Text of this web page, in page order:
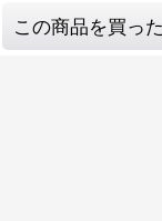
この商品を買っ